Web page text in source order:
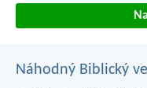
Náhodný Biblický